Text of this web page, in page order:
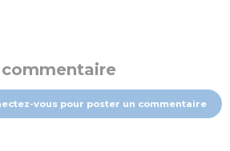
commentaire
vous pour poster un commentaire